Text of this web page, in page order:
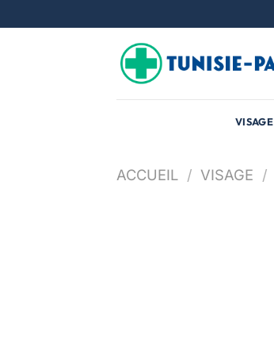
au
VISAGE
ACCUEIL / VISAGE /